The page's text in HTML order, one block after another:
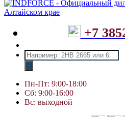
+7
Поиск
товаров
Пн-Пт: 9:00-18:00
Сб: 9:00-16:00
Вс: выходной